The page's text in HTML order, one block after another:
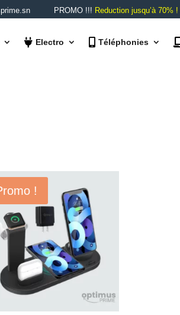
PROMO !!! Reduction jusqu’à 70% !
Electro Téléphonies
!